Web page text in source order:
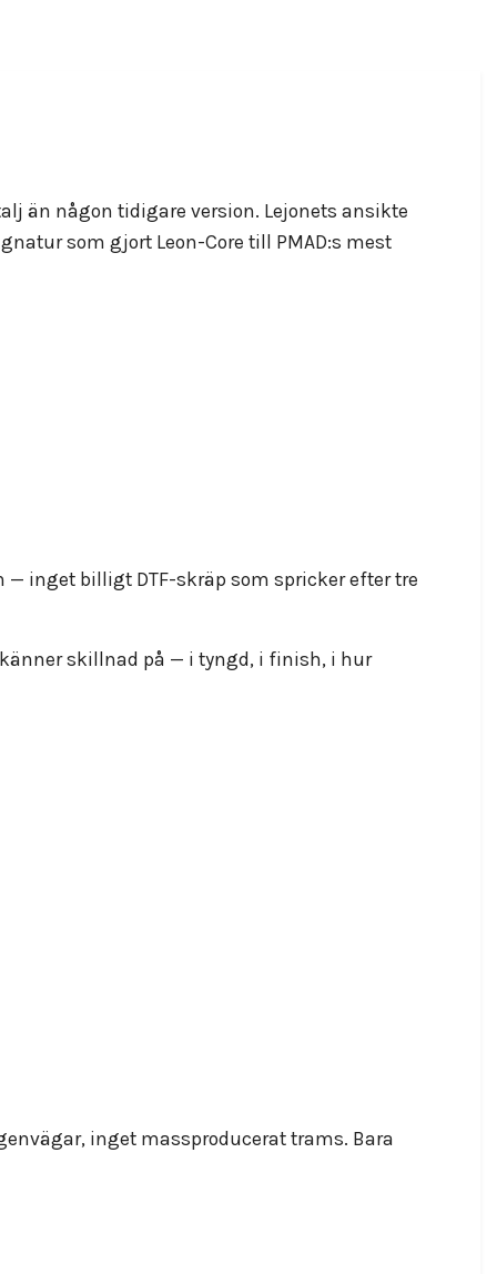
än någon tidigare version. Lejonets ansikte
som gjort Leon-Core till PMAD:s mest
— inget billigt DTF-skräp som spricker efter tre
skillnad på — i tyngd, i finish, i hur
inget massproducerat trams. Bara